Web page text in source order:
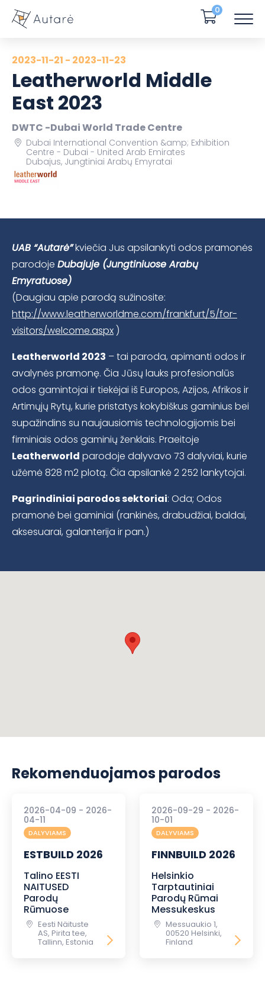
0
2023-11-21 - 2023-11-23
Leatherworld Middle
East 2023
DWTC -Dubai World Trade Centre
Dubai International Convention &amp; Exhibition
Centre - Dubai - United Arab Emirates
Dubajus, Jungtiniai Arabų Emyratai
UAB “Autarė”kviečia Jus apsilankyti odos pramonės
parodoje Dubajuje (Jungtiniuose Arabų
Emyratuose)
(Daugiau apie parodą sužinosite:
http://www.leatherworldme.com/frankfurt/5/for-
visitors/welcome.aspx )
Leatherworld 2023 – tai paroda, apimanti odos ir
avalynės pramonę. Čia Jūsų lauks profesionalūs
odos gamintojai ir tiekėjai iš Europos, Azijos, Afrikos ir
Artimųjų Rytų, kurie pristatys kokybiškus gaminius bei
supažindins su naujausiomis technologijomis bei
firminiais odos gaminių ženklais. Praeitoje
Leatherworld parodoje dalyvavo 73 dalyviai, kurie
užėmė 828 m2 plotą. Čia apsilankė 2 252 lankytojai.
Pagrindiniai parodos sektoriai: Oda; Odos
pramonė bei gaminiai (rankinės, drabudžiai, baldai,
aksesuarai, galanterija ir pan.)
Rekomenduojamos parodos
2026-04-09 - 2026-
04-11
DALYVIAMS
ESTBUILD 2026
Talino EESTI
NAITUSED
Parodų
Rūmuose
Eesti Näituste
AS, Pirita tee,
Tallinn, Estonia
2026-09-29 - 2026-
10-01
DALYVIAMS
FINNBUILD 2026
Helsinkio
Tarptautiniai
Parodų Rūmai
Messukeskus
Messuaukio 1,
00520 Helsinki,
Finland